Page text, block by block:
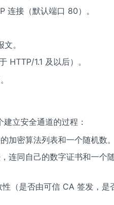
连接（默认端口 80）。
。
HTTP/1.1 及以后）。
建立安全通道的过程：
加密算法列表和一个随机数
连同自己的数字证书和一个
性（是否由可信 CA 签发，是